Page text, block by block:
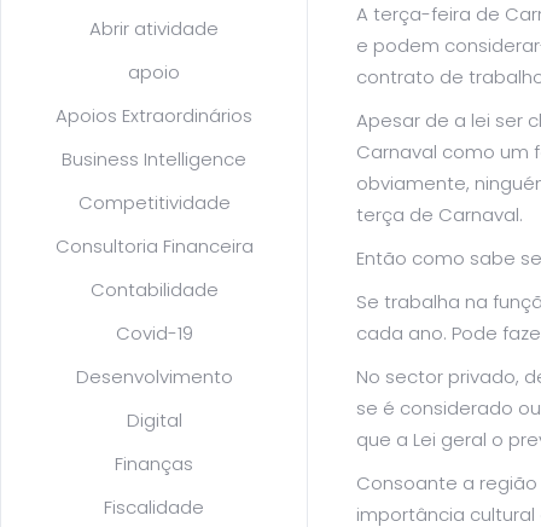
Abrir atividade
apoio
Apoios Extraordinários
Business Intelligence
Competitividade
Consultoria Financeira
Contabilidade
Covid-19
Desenvolvimento
Digital
Finanças
Fiscalidade
A terça-feira de
e podem
contrato de
Apesar de a lei ser
Carnaval como um
obviamente,
terça de Carnaval.
Então como sabe
Se trabalha na
cada ano. Pode
No sector privado,
se é considerado
que a Lei geral o
Consoante a
importância